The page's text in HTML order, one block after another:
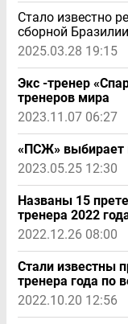
Стало известно
сборной Бразилии
2025.03.28 19:15
Экс -тренер
тренеров мира
2023.11.07 06:27
«ПСЖ» выбирает
2023.05.25 12:30
Названы 15
тренера 2022
2022.12.26 08:00
Стали известны
тренера года по
2022.10.20 12:56